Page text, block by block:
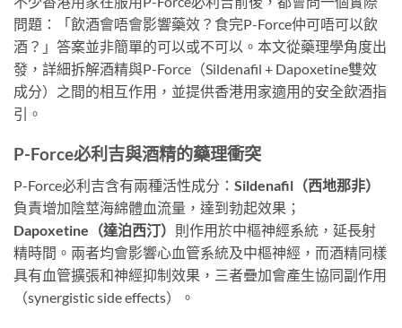
問題：「飲酒會唔會影響藥效？食完P-Force仲可唔可以飲
酒？」答案並非簡單的可以或不可以。本文從藥理學角度出
發，詳細拆解酒精與P-Force（Sildenafil + Dapoxetine雙效
成分）之間的相互作用，並提供香港用家適用的安全飲酒指
引。
P-Force必利吉與酒精的藥理衝突
P-Force必利吉含有兩種活性成分： Sildenafil（西地那非）
負責增加陰莖海綿體血流量，達到勃起效果；
Dapoxetine（達泊西汀） 則作用於中樞神經系統，延長射
精時間。兩者均會影響心血管系統及中樞神經，而酒精同樣
具有血管擴張和神經抑制效果，三者疊加會產生協同副作用
（synergistic side effects）。